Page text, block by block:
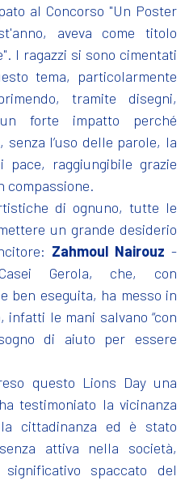
al Concorso "Un Poster
aveva come titolo
I ragazzi si sono cimentati
tema, particolarmente
tramite disegni,
forte impatto perché
l’uso delle parole, la
raggiungibile grazie
compassione.
di ognuno, tutte le
un grande desiderio
Zahmoul Nairouz -
Gerola, che, con
ben eseguita, ha messo in
infatti le mani salvano “con
di aiuto per essere
questo Lions Day una
testimoniato la vicinanza
cittadinanza ed è stato
attiva nella società,
spaccato del